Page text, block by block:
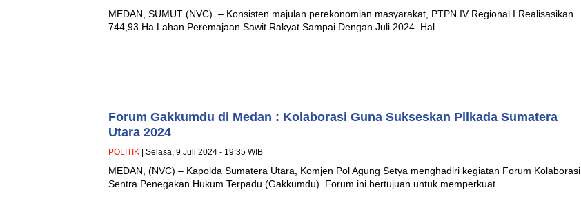
MEDAN, SUMUT (NVC) – Konsisten majulan perekonomian masyarakat, PTPN IV Regional I Realisasikan
744,93 Ha Lahan Peremajaan Sawit Rakyat Sampai Dengan Juli 2024. Hal…
Forum Gakkumdu di Medan : Kolaborasi Guna Sukseskan Pilkada Sumatera
Utara 2024
POLITIK | Selasa, 9 Juli 2024 - 19:35 WIB
MEDAN, (NVC) – Kapolda Sumatera Utara, Komjen Pol Agung Setya menghadiri kegiatan Forum Kolaborasi
Sentra Penegakan Hukum Terpadu (Gakkumdu). Forum ini bertujuan untuk memperkuat…